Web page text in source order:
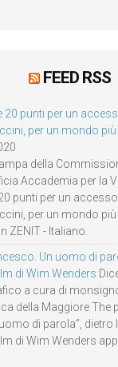
FEED RSS
20 punti per un
per un mondo
della
Accademia per la
punti per un
per un mondo
ZENIT - Italiano.
Un uomo di
di Wim Wenders
a cura di
della Maggiore The
di parola”, dietro
di Wim Wenders